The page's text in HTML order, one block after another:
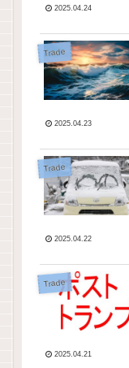
2025.04.24
Trade
2025.04.23
Trade
2025.04.22
Trade
2025.04.21